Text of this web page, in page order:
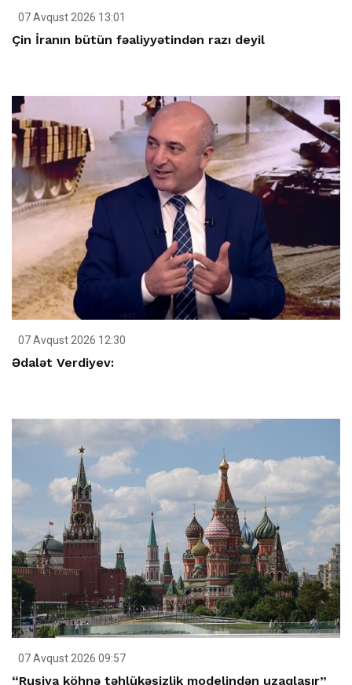
07 Avqust 2026 13:01
Çin İranın bütün fəaliyyətindən razı deyil
07 Avqust 2026 12:30
Ədalət Verdiyev:
07 Avqust 2026 09:57
“Rusiya köhnə təhlükəsizlik modelindən uzaqlaşır”